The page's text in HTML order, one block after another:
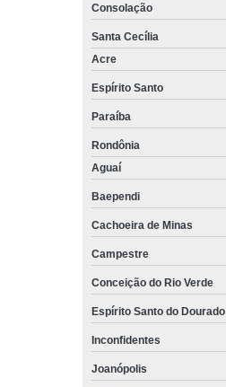
Consolação
Santa Cecília
Acre
Espírito Santo
Paraíba
Rondônia
Aguaí
Baependi
Cachoeira de Minas
Campestre
Conceição do Rio Verde
Espírito Santo do Dourado
Inconfidentes
Joanópolis